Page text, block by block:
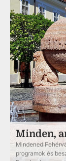
Minden,
Mindened
programok és